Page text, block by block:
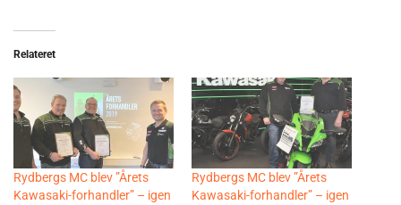
Relateret
Rydbergs MC blev ”Årets
Kawasaki-forhandler” – igen
Rydbergs MC blev ”Årets
Kawasaki-forhandler” – igen